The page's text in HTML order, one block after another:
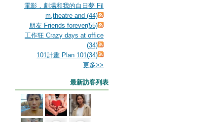
電影，劇場和我的白日夢 Fil
m,theatre and (44)
朋友 Friends forever(55)
工作狂 Crazy days at office
(34)
101計畫 Plan 101(34)
更多>>
最新訪客列表